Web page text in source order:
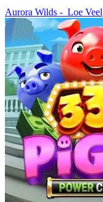
Aurora Wilds - Loe Veel